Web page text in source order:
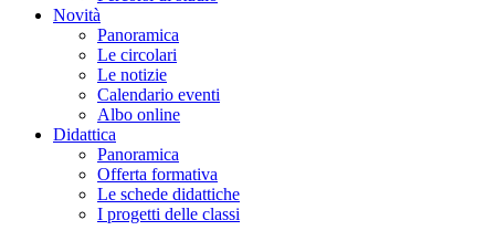
Novità
Panoramica
Le circolari
Le notizie
Calendario eventi
Albo online
Didattica
Panoramica
Offerta formativa
Le schede didattiche
I progetti delle classi